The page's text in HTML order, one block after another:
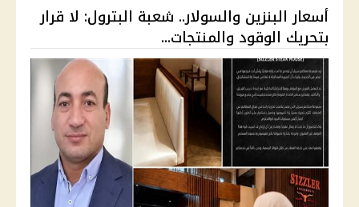
أسعار البنزين والسولار.. شعبة البترول: لا قرار
بتحريك الوقود والمنتجات...